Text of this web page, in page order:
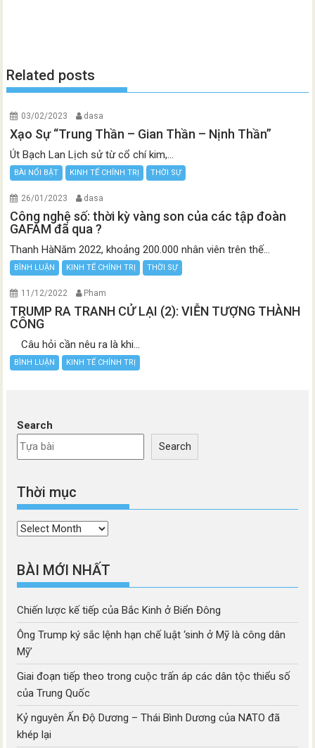
Related posts
03/02/2023 dasa
Xạo Sự “Trung Thần – Gian Thần – Nịnh Thần”
Út Bạch Lan Lịch sử từ cổ chí kim,...
BÀI NỔI BẬT KINH TẾ CHÍNH TRỊ THỜI SỰ
26/01/2023 dasa
Công nghệ số: thời kỳ vàng son của các tập đoàn
GAFAM đã qua ?
Thanh HàNăm 2022, khoảng 200.000 nhân viên trên thế...
BÌNH LUẬN KINH TẾ CHÍNH TRỊ THỜI SỰ
11/12/2022 Pham
TRUMP RA TRANH CỬ LẠI (2): VIỄN TƯỢNG THÀNH
CÔNG
Câu hỏi cần nêu ra là khi...
BÌNH LUẬN KINH TẾ CHÍNH TRỊ
Search
Search
Thời mục
Thời
BÀI MỚI NHẤT
Chiến lược kế tiếp của Bắc Kinh ở Biển Đông
Ông Trump ký sắc lệnh hạn chế luật ‘sinh ở Mỹ là công dân
Mỹ’
Giai đoạn tiếp theo trong cuộc trấn áp các dân tộc thiểu số
của Trung Quốc
Kỷ nguyên Ấn Độ Dương – Thái Bình Dương của NATO đã
khép lại